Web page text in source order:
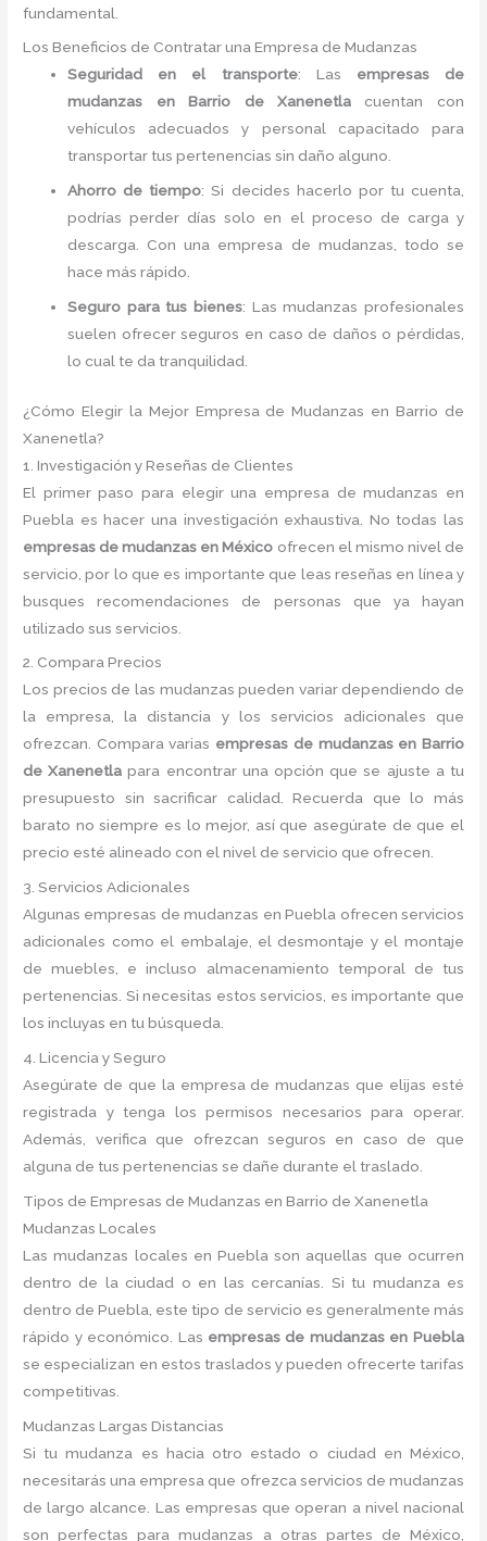
fundamental.
Los Beneficios de Contratar una Empresa de Mudanzas
Seguridad en el transporte: Las empresas de
mudanzas en Barrio de Xanenetla cuentan con
vehículos adecuados y personal capacitado para
transportar tus pertenencias sin daño alguno.
Ahorro de tiempo: Si decides hacerlo por tu cuenta,
podrías perder días solo en el proceso de carga y
descarga. Con una empresa de mudanzas, todo se
hace más rápido.
Seguro para tus bienes: Las mudanzas profesionales
suelen ofrecer seguros en caso de daños o pérdidas,
lo cual te da tranquilidad.
¿Cómo Elegir la Mejor Empresa de Mudanzas en Barrio de
Xanenetla?
1. Investigación y Reseñas de Clientes
El primer paso para elegir una empresa de mudanzas en
Puebla es hacer una investigación exhaustiva. No todas las
empresas de mudanzas en México ofrecen el mismo nivel de
servicio, por lo que es importante que leas reseñas en línea y
busques recomendaciones de personas que ya hayan
utilizado sus servicios.
2. Compara Precios
Los precios de las mudanzas pueden variar dependiendo de
la empresa, la distancia y los servicios adicionales que
ofrezcan. Compara varias empresas de mudanzas en Barrio
de Xanenetlapara encontrar una opción que se ajuste a tu
presupuesto sin sacrificar calidad. Recuerda que lo más
barato no siempre es lo mejor, así que asegúrate de que el
precio esté alineado con el nivel de servicio que ofrecen.
3. Servicios Adicionales
Algunas empresas de mudanzas en Puebla ofrecen servicios
adicionales como el embalaje, el desmontaje y el montaje
de muebles, e incluso almacenamiento temporal de tus
pertenencias. Si necesitas estos servicios, es importante que
los incluyas en tu búsqueda.
4. Licencia y Seguro
Asegúrate de que la empresa de mudanzas que elijas esté
registrada y tenga los permisos necesarios para operar.
Además, verifica que ofrezcan seguros en caso de que
alguna de tus pertenencias se dañe durante el traslado.
Tipos de Empresas de Mudanzas en Barrio de Xanenetla
Mudanzas Locales
Las mudanzas locales en Puebla son aquellas que ocurren
dentro de la ciudad o en las cercanías. Si tu mudanza es
dentro de Puebla, este tipo de servicio es generalmente más
rápido y económico. Las empresas de mudanzas en Puebla
se especializan en estos traslados y pueden ofrecerte tarifas
competitivas.
Mudanzas Largas Distancias
Si tu mudanza es hacia otro estado o ciudad en México,
necesitarás una empresa que ofrezca servicios de mudanzas
de largo alcance. Las empresas que operan a nivel nacional
son perfectas para mudanzas a otras partes de México,